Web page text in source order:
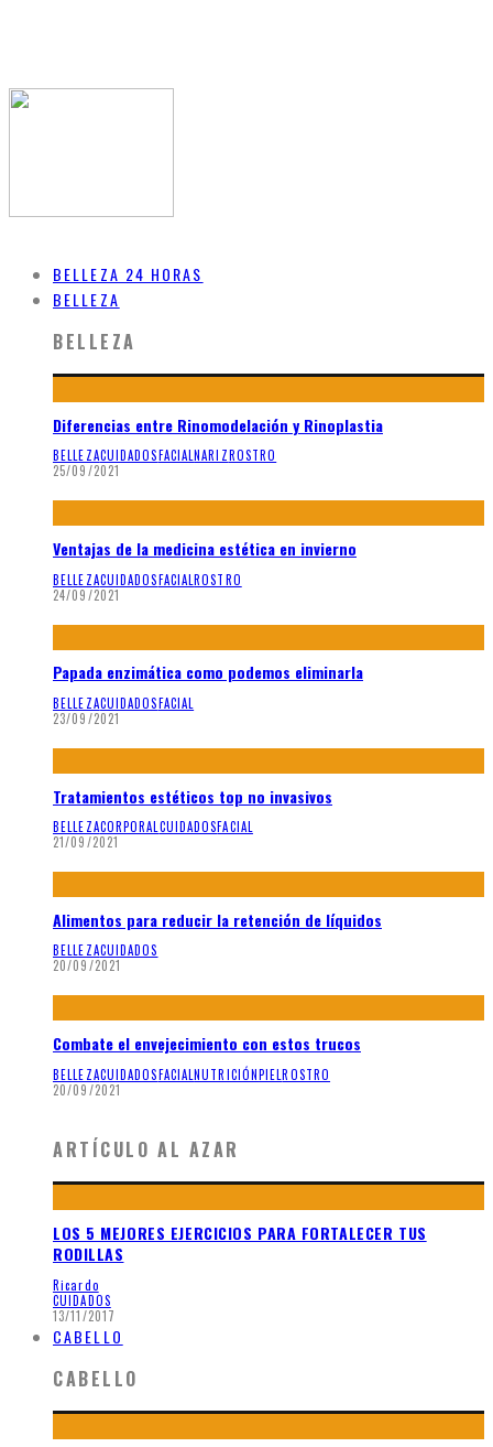
BELLEZA 24 HORAS
BELLEZA
BELLEZA
Diferencias entre Rinomodelación y Rinoplastia
BELLEZACUIDADOSFACIALNARIZROSTRO
25/09/2021
Ventajas de la medicina estética en invierno
BELLEZACUIDADOSFACIALROSTRO
24/09/2021
Papada enzimática como podemos eliminarla
BELLEZACUIDADOSFACIAL
23/09/2021
Tratamientos estéticos top no invasivos
BELLEZACORPORAL CUIDADOSFACIAL
21/09/2021
Alimentos para reducir la retención de líquidos
BELLEZACUIDADOS
20/09/2021
Combate el envejecimiento con estos trucos
BELLEZACUIDADOSFACIALNUTRICIÓNPIELROSTRO
20/09/2021
ARTÍCULO AL AZAR
LOS 5 MEJORES EJERCICIOS PARA FORTALECER TUS
RODILLAS
Ricardo
CUIDADOS
13/11/2017
CABELLO
CABELLO